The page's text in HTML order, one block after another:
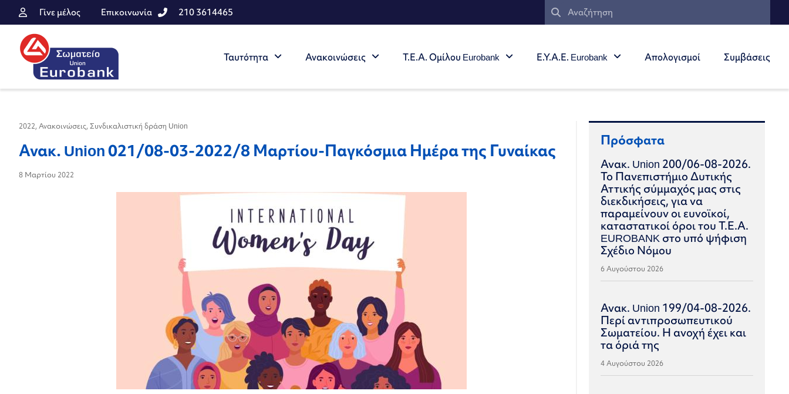
Γίνε μέλος Επικοινωνία 210 3614465
Ταυτότητα Ανακοινώσεις Τ.Ε.Α. Ομίλου Eurobank Ε.Υ.Α.Ε. Eurobank Απολογισμοί Συμβάσεις
2022, Ανακοινώσεις, Συνδικαλιστική δράση Union
Ανακ. Union 021/08-03-2022/8 Μαρτίου-Παγκόσμια Ημέρα της Γυναίκας
8 Μαρτίου 2022
Πρόσφατα
Ανακ. Union 200/06-08-2026.
Το Πανεπιστήμιο Δυτικής
Αττικής σύμμαχός μας στις
διεκδικήσεις, για να
παραμείνουν οι ευνοϊκοί,
καταστατικοί όροι του Τ.Ε.Α.
EUROBANK στο υπό ψήφιση
Σχέδιο Νόμου
6 Αυγούστου 2026
Ανακ. Union 199/04-08-2026.
Περί αντιπροσωπευτικού
Σωματείου. Η ανοχή έχει και
τα όριά της
4 Αυγούστου 2026